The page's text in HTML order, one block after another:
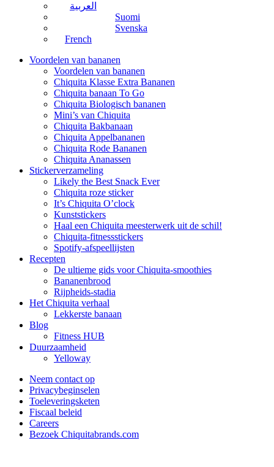
العربية
Suomi
Svenska
French
Voordelen van bananen
Voordelen van bananen
Chiquita Klasse Extra Bananen
Chiquita banaan To Go
Chiquita Biologisch bananen
Mini’s van Chiquita
Chiquita Bakbanaan
Chiquita Appelbananen
Chiquita Rode Bananen
Chiquita Ananassen
Stickerverzameling
Likely the Best Snack Ever
Chiquita roze sticker
It’s Chiquita O’clock
Kunststickers
Haal een Chiquita meesterwerk uit de schil!
Chiquita-fitnessstickers
Spotify-afspeellijsten
Recepten
De ultieme gids voor Chiquita-smoothies
Bananenbrood
Rijpheids-stadia
Het Chiquita verhaal
Lekkerste banaan
Blog
Fitness HUB
Duurzaamheid
Yelloway
Neem contact op
Privacybeginselen
Toeleveringsketen
Fiscaal beleid
Careers
Bezoek Chiquitabrands.com